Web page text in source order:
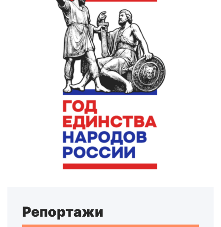
Репортажи